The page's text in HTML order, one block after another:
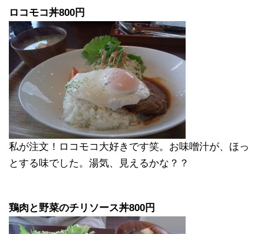
ロコモコ丼800円
私が注文！ロコモコ大好きです笑。お味噌汁が、ほっ
とする味でした。湯気、見えるかな？？
鶏肉と野菜のチリソース丼800円